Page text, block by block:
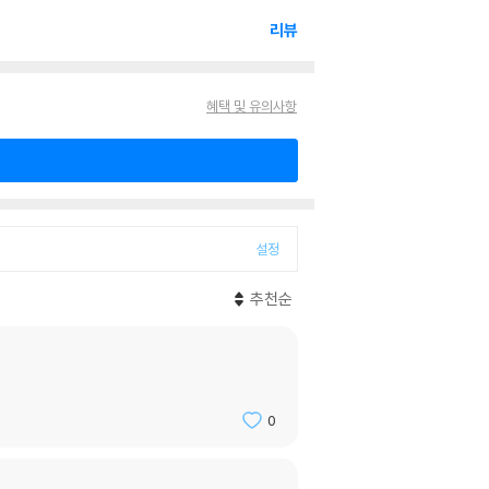
리뷰
혜택 및 유의사항
설정
추천순
0